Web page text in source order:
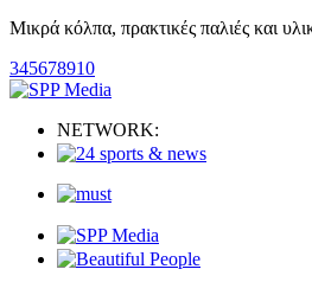
Μικρά κόλπα, πρακτικές παλιές και
345678910
NETWORK: